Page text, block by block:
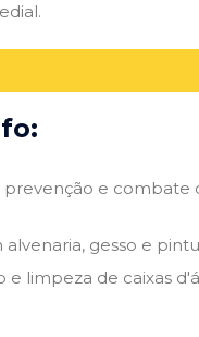
prevenção e combate
alvenaria, gesso e
e limpeza de caixas